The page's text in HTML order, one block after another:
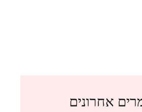
אחרונים